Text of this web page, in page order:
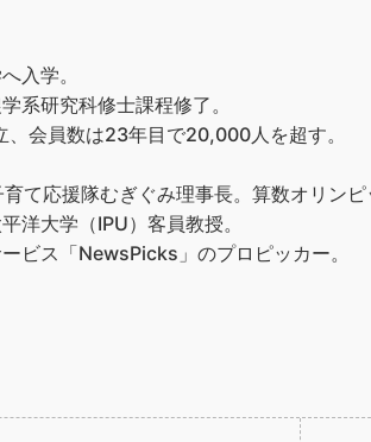
入学。
系研究科修士課程修了。
会員数は23年目で20,000人を超す。
て応援隊むぎぐみ理事長。算数オリンピ
洋大学（IPU）客員教授。
ビス「NewsPicks」のプロピッカー。